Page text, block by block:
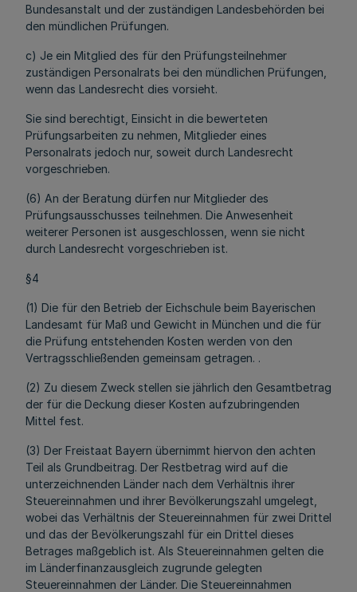
Bundesanstalt und der zuständigen Landesbehörden bei
den mündlichen Prüfungen.
c) Je ein Mitglied des für den Prüfungsteilnehmer
zuständigen Personalrats bei den mündlichen Prüfungen,
wenn das Landesrecht dies vorsieht.
Sie sind berechtigt, Einsicht in die bewerteten
Prüfungsarbeiten zu nehmen, Mitglieder eines
Personalrats jedoch nur, soweit durch Landesrecht
vorgeschrieben.
(6) An der Beratung dürfen nur Mitglieder des
Prüfungsausschusses teilnehmen. Die Anwesenheit
weiterer Personen ist ausgeschlossen, wenn sie nicht
durch Landesrecht vorgeschrieben ist.
§4
(1) Die für den Betrieb der Eichschule beim Bayerischen
Landesamt für Maß und Gewicht in München und die für
die Prüfung entstehenden Kosten werden von den
Vertragsschließenden gemeinsam getragen. .
(2) Zu diesem Zweck stellen sie jährlich den Gesamtbetrag
der für die Deckung dieser Kosten aufzubringenden
Mittel fest.
(3) Der Freistaat Bayern übernimmt hiervon den achten
Teil als Grundbeitrag. Der Restbetrag wird auf die
unterzeichnenden Länder nach dem Verhältnis ihrer
Steuereinnahmen und ihrer Bevölkerungszahl umgelegt,
wobei das Verhältnis der Steuereinnahmen für zwei Drittel
und das der Bevölkerungszahl für ein Drittel dieses
Betrages maßgeblich ist. Als Steuereinnahmen gelten die
im Länderfinanzausgleich zugrunde gelegten
Steuereinnahmen der Länder. Die Steuereinnahmen